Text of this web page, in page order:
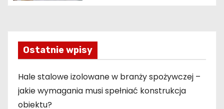
Ostatnie wpisy
Hale stalowe izolowane w branży spożywczej –
jakie wymagania musi spełniać konstrukcja
obiektu?